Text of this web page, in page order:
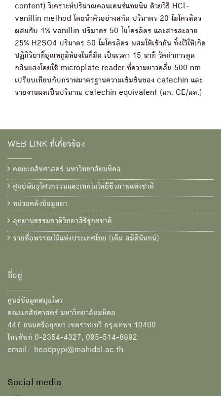
content) วิเคราะห์ปริมาณคอนเดนซ์แทนนิน ด้วยวิธี HCl-
vanillin method โดยนำตัวอย่างสกัด ปริมาตร 20 ไมโครลิตร
ผสมกับ 1% vanillin ปริมาตร 50 ไมโครลิตร และสารละลาย
25% H2SO4 ปริมาตร 50 ไมโครลิตร ผสมให้เข้ากัน ทิ้งไว้ให้เกิด
ปฏิกิริยาที่อุณหภูมิห้องในที่มืด เป็นเวลา 15 นาที วัดค่าการดูด
กลืนแสงโดยใช้ microplate reader ที่ความยาวคลื่น 500 nm
เปรียบเทียบกับกราฟมาตรฐานความเข้มข้นของ catechin และ
รายงานผลเป็นปริมาณ catechin equivalent (มก. CE/มล.)
WEB LINK ที่เกี่ยวข้อง
คณะเภสัชศาสตร์ มหาวิทยาลัยมหิดล
ศูนย์พันธุวิศวกรรมและเทคโนโลยีชีวภาพแห่งชาติ
หน่วยคลังข้อมูลยา
อุทยานธรรมชาติวิทยาสิรีรุกขชาติ
รายชื่อพรรณไม้แห่งประเทศไทย (เต็ม สมิตินันทน์)
ที่อยู่
ศูนย์ข้อมูลสมุนไพร
คณะเภสัชศาสตร์ มหาวิทยาลัยมหิดล
447 ถนนศรีอยุธยา เขตราชเทวี กรุงเทพฯ 10400
โทรศัพท์ 0-2354-4327, 095-514-8892
email: headpypi@mahidol.ac.th
Social media